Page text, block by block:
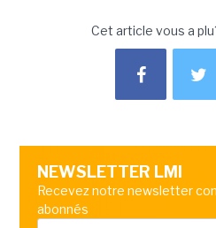
Cet article vous a
NEWSLETTER LMI
Recevez notre newsletter
abonnés